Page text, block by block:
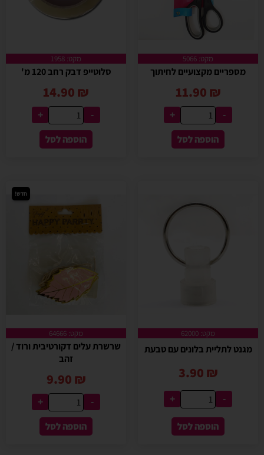
מקט: 5066
מספריים מקצועיים לחיתוך
11.90 ₪
-
+
הוספה לסל
מקט: 1958
סלוטייפ דבק רחב 120 מ'
14.90 ₪
-
+
הוספה לסל
מקט: 62000
מגנט לתליית בלונים עם טבעת
3.90 ₪
-
+
הוספה לסל
חדש!
מקט: 64666
שרשרת עלים דקורטיבית ורוד /
זהב
9.90 ₪
-
+
הוספה לסל